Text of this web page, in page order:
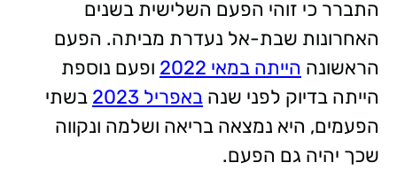
התברר כי זוהי הפעם השלישית בשנים
האחרונות שבת-אל נעדרת מביתה. הפעם
הראשונה הייתה במאי 2022
ופעם נוספת
הייתה בדיוק לפני שנה באפריל 2023
בשתי
הפעמים, היא נמצאה בריאה ושלמה ונקווה
שכך יהיה גם הפעם.